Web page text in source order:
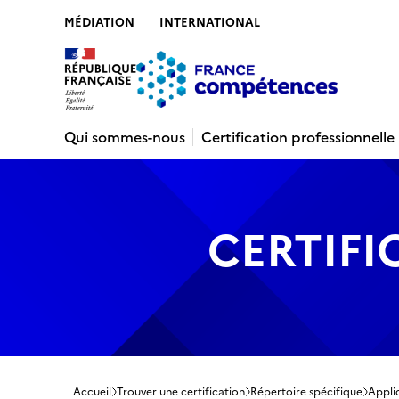
MÉDIATION INTERNATIONAL
Qui sommes-nous
Certification professionnelle
Accueil Trouver une certification Répertoire spécifique